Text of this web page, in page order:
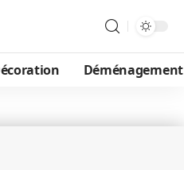
Déménagement